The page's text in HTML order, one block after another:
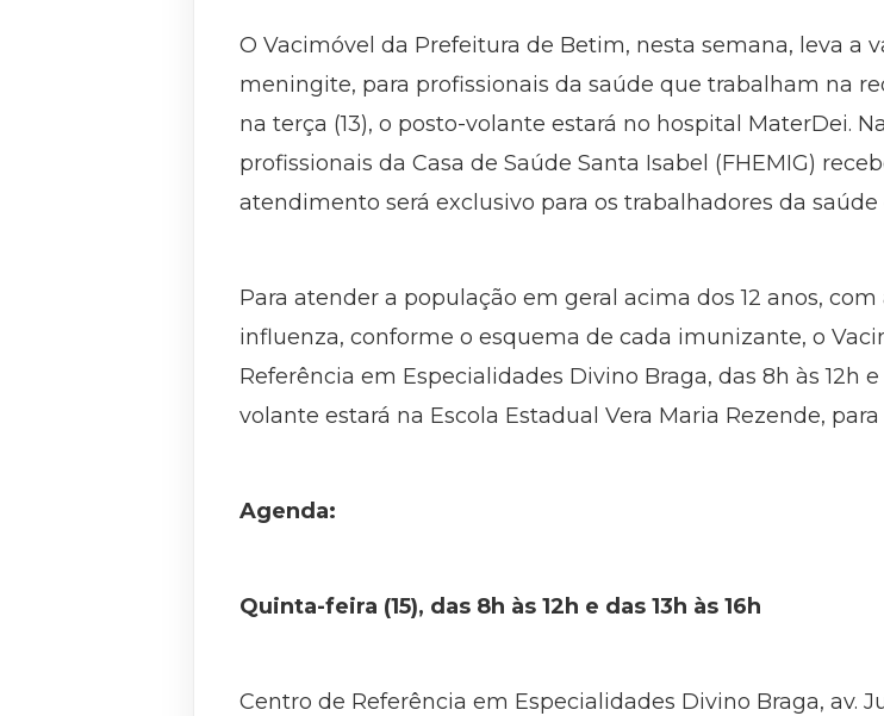
O Vacimóvel da Prefeitura de Betim, nesta semana, leva a
meningite, para profissionais da saúde que trabalham na
na terça (13), o posto-volante estará no hospital MaterDei.
profissionais da Casa de Saúde Santa Isabel (FHEMIG)
atendimento será exclusivo para os trabalhadores da saúde
Para atender a população em geral acima dos 12 anos,
influenza, conforme o esquema de cada imunizante, o
Referência em Especialidades Divino Braga, das 8h às 12h e
volante estará na Escola Estadual Vera Maria Rezende,
Agenda:
Quinta-feira (15), das 8h às 12h e das 13h às 16h
Centro de Referência em Especialidades Divino Braga, av.